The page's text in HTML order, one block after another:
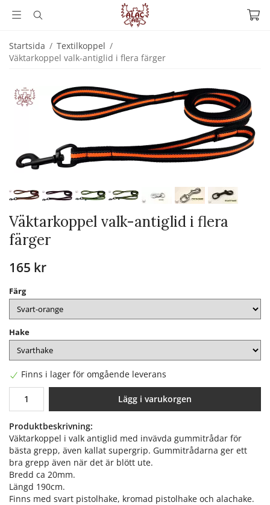
Startsida / Textilkoppel /
Väktarkoppel valk-antiglid i flera färger
Väktarkoppel valk-antiglid i flera
färger
165 kr
Färg
Hake
Finns i lager för omgående leverans
Lägg i varukorgen
Produktbeskrivning:
Väktarkoppel i valk antiglid med invävda gummitrådar för
bästa grepp, även kallat supergrip. Gummitrådarna ger ett
bra grepp även när det är blött ute.
Bredd ca 20mm.
Längd 190cm.
Finns med svart pistolhake, kromad pistolhake och alachake.